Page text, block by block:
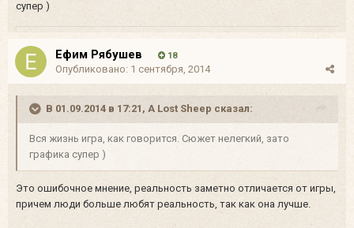
супер )
Ефим Рябушев 18
Опубликовано: 1 сентября, 2014
В 01.09.2014 в 17:21, A Lost Sheep сказал:
Вся жизнь игра, как говорится. Сюжет нелегкий, зато
графика супер )
Это ошибочное мнение, реальность заметно отличается от игры,
причем люди больше любят реальность, так как она лучше.